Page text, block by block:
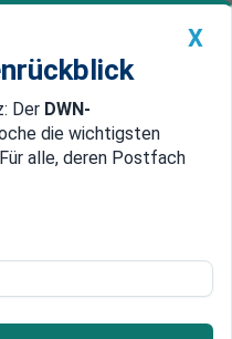
Geldanlage Premium
China
Risiko
Produktion ist
X
Der DWN-
die wichtigsten
alle, deren Postfach